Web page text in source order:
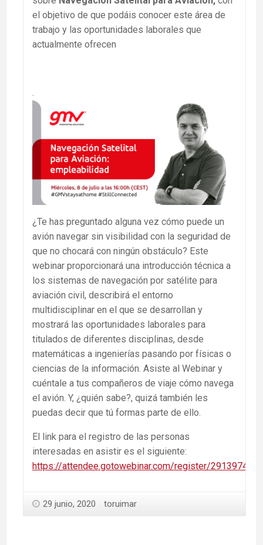
el objetivo de que podáis conocer este área de
trabajo y las oportunidades laborales que
actualmente ofrecen
.
¿Te has preguntado alguna vez cómo puede un
avión navegar sin visibilidad con la seguridad de
que no chocará con ningún obstáculo? Este
webinar proporcionará una introducción técnica a
los sistemas de navegación por satélite para
aviación civil, describirá el entorno
multidisciplinar en el que se desarrollan y
mostrará las oportunidades laborales para
titulados de diferentes disciplinas, desde
matemáticas a ingenierías pasando por físicas o
ciencias de la información. Asiste al Webinar y
cuéntale a tus compañeros de viaje cómo navega
el avión. Y, ¿quién sabe?, quizá también les
puedas decir que tú formas parte de ello.
El link para el registro de las personas
interesadas en asistir es el siguiente:
https://attendee.gotowebinar.com/register/
29 junio, 2020 toruimar